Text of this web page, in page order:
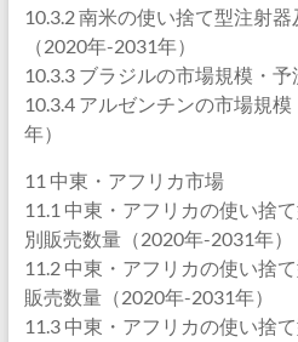
10.3.2 南米の使い捨て型注射
（2020年-2031年）
10.3.3 ブラジルの市場規模・予
10.3.4 アルゼンチンの市場規
年）
11 中東・アフリカ市場
11.1 中東・アフリカの使い捨
別販売数量（2020年-2031年）
11.2 中東・アフリカの使い捨
販売数量（2020年-2031年）
11.3 中東・アフリカの使い捨